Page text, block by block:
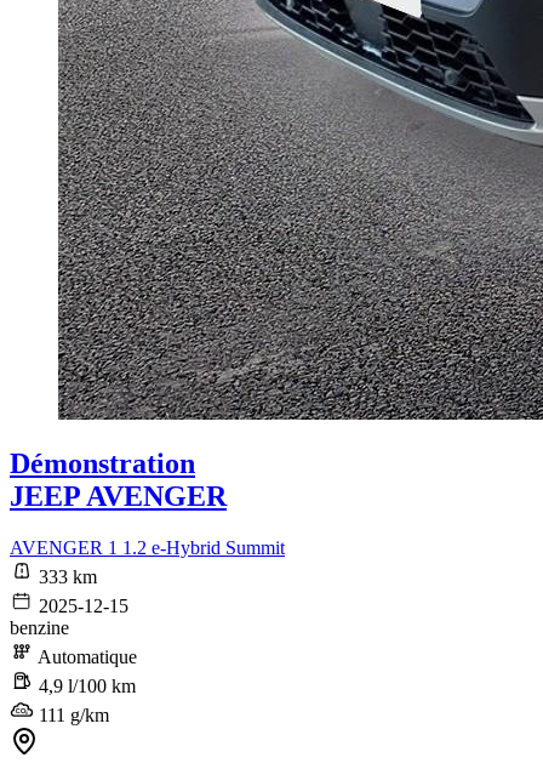
Démonstration
JEEP AVENGER
AVENGER 1 1.2 e-Hybrid Summit
333 km
2025-12-15
benzine
Automatique
4,9 l/100 km
111 g/km